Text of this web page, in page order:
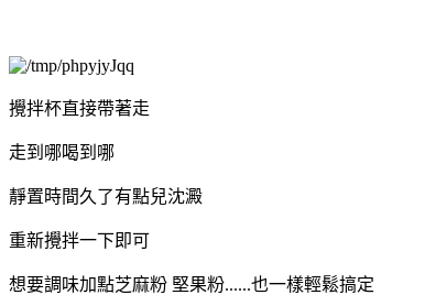
攪拌杯直接帶著走
走到哪喝到哪
靜置時間久了有點兒沈澱
重新攪拌一下即可
想要調味加點芝麻粉 堅果粉......也一樣輕鬆搞定